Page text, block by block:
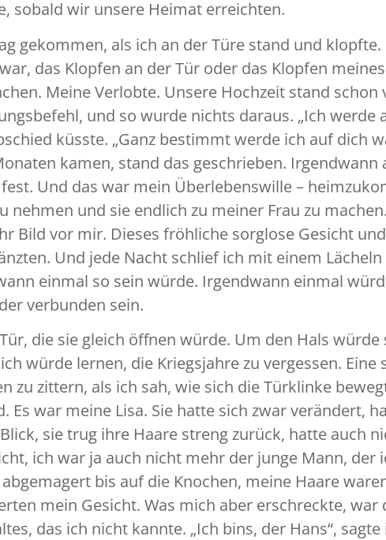
sobald wir unsere Heimat erreichten.
gekommen, als ich an der Türe stand und
das Klopfen an der Tür oder das Klopfen
Meine Verlobte. Unsere Hochzeit stand schon
und so wurde nichts daraus. „Ich werde
küsste. „Ganz bestimmt werde ich auf dich
kamen, stand das geschrieben. Irgendwann
Und das war mein Überlebenswille –
nehmen und sie endlich zu meiner Frau zu
Bild vor mir. Dieses fröhliche sorglose Gesicht
Und jede Nacht schlief ich mit einem
einmal so sein würde. Irgendwann einmal
verbunden sein.
die sie gleich öffnen würde. Um den Hals
würde lernen, die Kriegsjahre zu vergessen. Eine
zu zittern, als ich sah, wie sich die Türklinke
Es war meine Lisa. Sie hatte sich zwar verändert,
sie trug ihre Haare streng zurück, hatte auch
ich war ja auch nicht mehr der junge Mann, der
bis auf die Knochen, meine Haare
mein Gesicht. Was mich aber erschreckte,
das ich nicht kannte. „Ich bins, der Hans“,